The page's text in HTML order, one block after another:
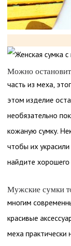
Можно
часть из меха,
этом изделие
необязательно
кожаную сумку.
чтобы их
найдите
Мужские сумки
многим
красивые
меха практически